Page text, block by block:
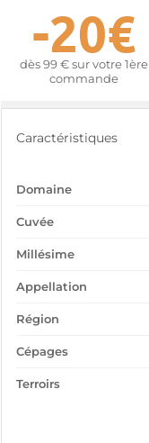
-20€
dès 99 € sur votre 1ère
commande
Caractéristiques
Domaine
Cuvée
Millésime
Appellation
Région
Cépages
Terroirs